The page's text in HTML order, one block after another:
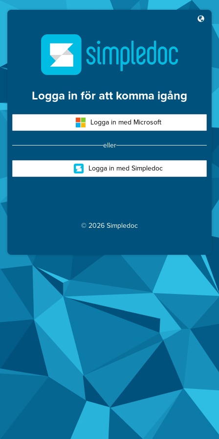
Simpledoc
Logga in för att komma igång
Logga in med Microsoft
eller
Logga in med Simpledoc
© 2026 Simpledoc